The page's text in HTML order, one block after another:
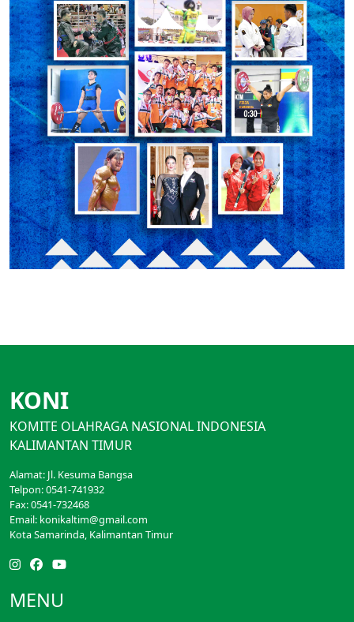
KONI
KOMITE OLAHRAGA NASIONAL INDONESIA
KALIMANTAN TIMUR
Alamat: Jl. Kesuma Bangsa
Telpon: 0541-741932
Fax: 0541-732468
Email: konikaltim@gmail.com
Kota Samarinda, Kalimantan Timur
MENU